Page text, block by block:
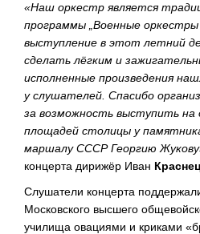
«Наш оркестр является
программы „Военные оркестры
выступление в этот летний
сделать лёгким и
исполненные произведения
у слушателей. Спасибо
за возможность выступить на
площадей столицы у
маршалу СССР Георгию
концерта дирижёр Иван
Слушатели концерта
Московского высшего
училища овациями и криками